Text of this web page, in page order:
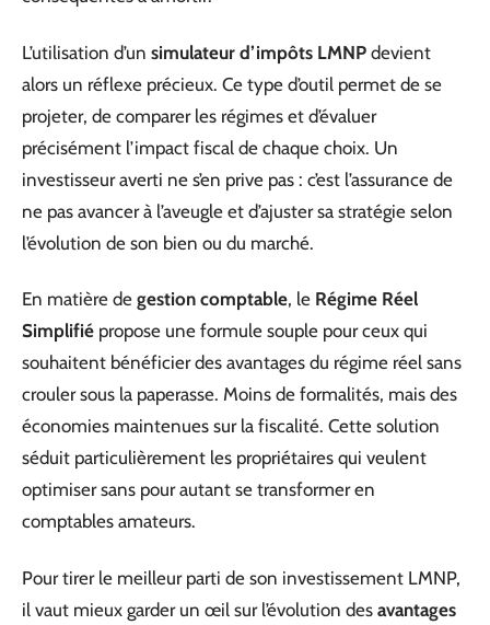
L’utilisation d’un simulateur d’impôts LMNP devient
alors un réflexe précieux. Ce type d’outil permet de se
projeter, de comparer les régimes et d’évaluer
précisément l’impact fiscal de chaque choix. Un
investisseur averti ne s’en prive pas : c’est l’assurance de
ne pas avancer à l’aveugle et d’ajuster sa stratégie selon
l’évolution de son bien ou du marché.
En matière de gestion comptable, le Régime Réel
Simplifié propose une formule souple pour ceux qui
souhaitent bénéficier des avantages du régime réel sans
crouler sous la paperasse. Moins de formalités, mais des
économies maintenues sur la fiscalité. Cette solution
séduit particulièrement les propriétaires qui veulent
optimiser sans pour autant se transformer en
comptables amateurs.
Pour tirer le meilleur parti de son investissement LMNP,
il vaut mieux garder un œil sur l’évolution des avantages